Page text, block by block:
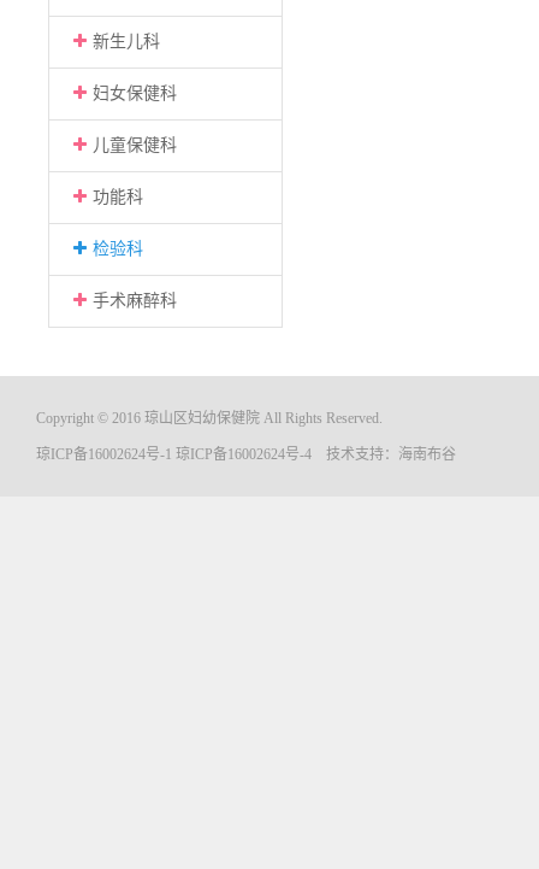
新生儿科
妇女保健科
儿童保健科
功能科
检验科
手术麻醉科
Copyright © 2016 琼山区妇幼保健院 All Rights Reserved.
琼ICP备16002624号-1 琼ICP备16002624号-4 技术支持： 海南布谷